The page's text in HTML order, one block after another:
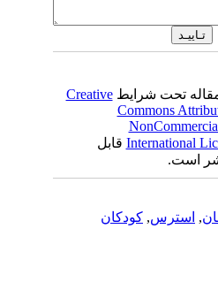
شرایطCreative
قابل
, کودکان